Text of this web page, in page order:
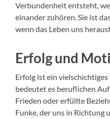
Verbundenheit entsteht,
einander zuhören. Sie ist
wenn das Leben uns
Erfolg und
Erfolg ist ein vielschichtiges
bedeutet es beruflichen
Frieden oder erfüllte
Funke, der uns in Richtung